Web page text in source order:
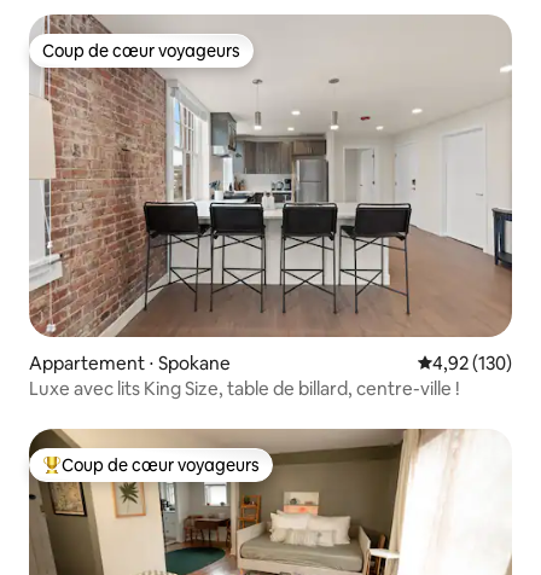
Coup de cœur voyageurs
Coup de cœur voyageurs
Appartement ⋅ Spokane Évaluation
4,92 (130)
Luxe avec lits King Size, table de billard, centre-ville !
Coups de cœur voyageurs les plus appréciés
Coup de cœur voyageurs